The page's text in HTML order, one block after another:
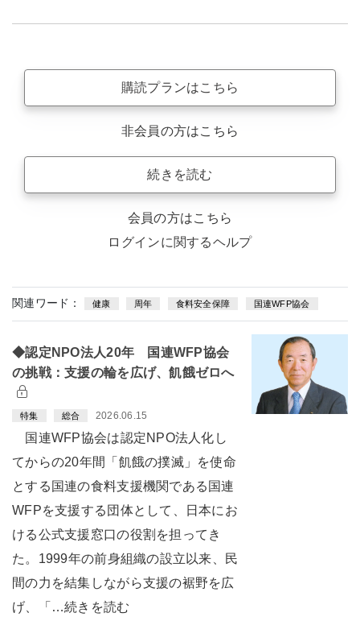
購読プランはこちら
非会員の方はこちら
続きを読む
会員の方はこちら
ログインに関するヘルプ
関連ワード： 健康 周年 食料安全保障 国連WFP協会
◆認定NPO法人20年 国連WFP協会
の挑戦：支援の輪を広げ、飢餓ゼロへ
特集 総合 2026.06.15
国連WFP協会は認定NPO法人化し
てからの20年間「飢餓の撲滅」を使命
とする国連の食料支援機関である国連
WFPを支援する団体として、日本にお
ける公式支援窓口の役割を担ってき
た。1999年の前身組織の設立以来、民
間の力を結集しながら支援の裾野を広
げ、「…続きを読む